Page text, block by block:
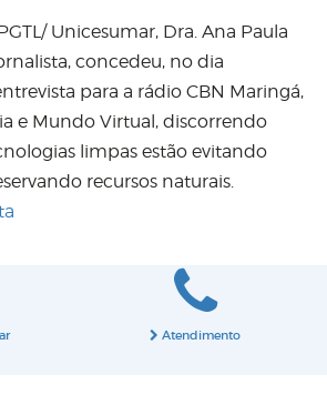
Unicesumar, Dra. Ana Paula
concedeu, no dia
para a rádio CBN Maringá,
e Mundo Virtual, discorrendo
limpas estão evitando
recursos naturais.
Atendimento